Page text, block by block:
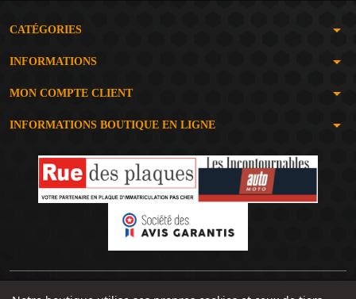
CATÉGORIES arrow_drop_down
INFORMATIONS arrow_drop_down
MON COMPTE CLIENT arrow_drop_down
INFORMATIONS BOUTIQUE EN LIGNE arrow_drop_down